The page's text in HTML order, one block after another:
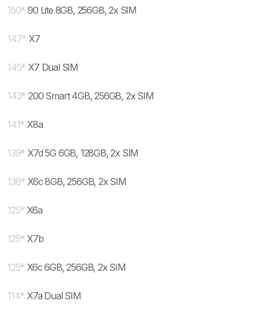
150* 90 Lite 8GB, 256GB, 2x SIM
147* X7
145* X7 Dual SIM
143* 200 Smart 4GB, 256GB, 2x SIM
141* X8a
139* X7d 5G 6GB, 128GB, 2x SIM
136* X6c 8GB, 256GB, 2x SIM
125* X6a
125* X7b
125* X6c 6GB, 256GB, 2x SIM
114* X7a Dual SIM